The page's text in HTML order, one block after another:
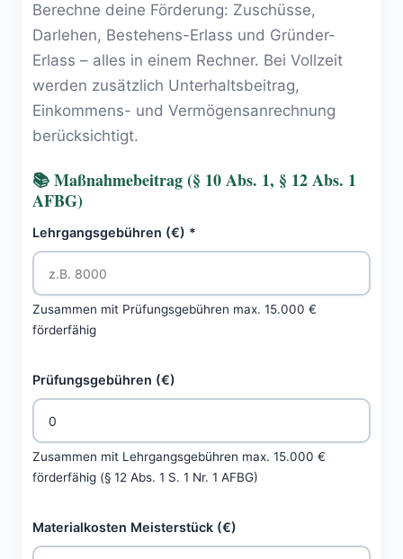
Berechne deine Förderung: Zuschüsse,
Darlehen, Bestehens-Erlass und Gründer-
Erlass – alles in einem Rechner. Bei Vollzeit
werden zusätzlich Unterhaltsbeitrag,
Einkommens- und Vermögensanrechnung
berücksichtigt.
📚 Maßnahmebeitrag (§ 10 Abs. 1, § 12 Abs. 1
AFBG)
Lehrgangsgebühren (€) *
Zusammen mit Prüfungsgebühren max. 15.000 €
förderfähig
Prüfungsgebühren (€)
Zusammen mit Lehrgangsgebühren max. 15.000 €
förderfähig (§ 12 Abs. 1 S. 1 Nr. 1 AFBG)
Materialkosten Meisterstück (€)